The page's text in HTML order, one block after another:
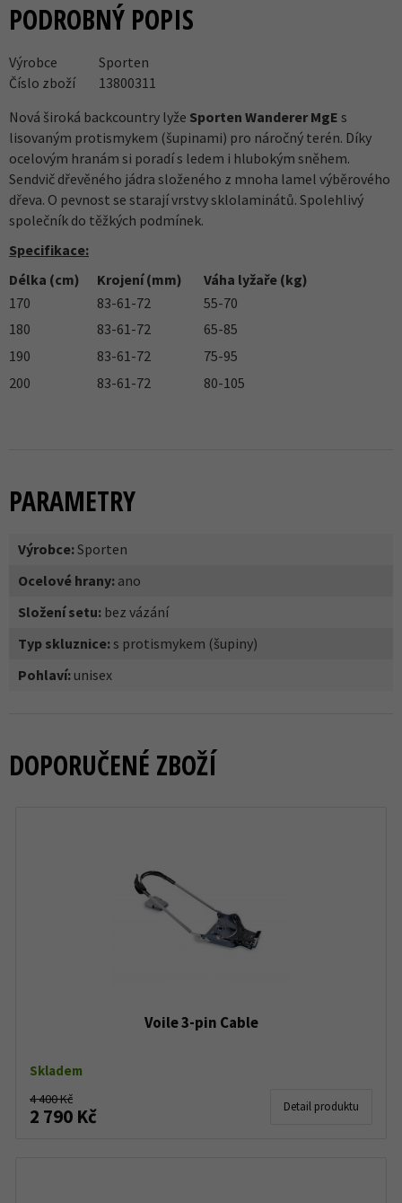
PODROBNÝ POPIS
Výrobce
Sporten
Číslo zboží
13800311
Nová široká backcountry lyže Sporten Wanderer MgE s
lisovaným protismykem (šupinami) pro náročný terén. Díky
ocelovým hranám si poradí s ledem i hlubokým sněhem.
Sendvič dřevěného jádra složeného z mnoha lamel výběrového
dřeva. O pevnost se starají vrstvy sklolaminátů. Spolehlivý
společník do těžkých podmínek.
Specifikace:
Délka (cm)
Krojení (mm)
Váha lyžaře (kg)
170
83-61-72
55-70
180
83-61-72
65-85
190
83-61-72
75-95
200
83-61-72 80-105
PARAMETRY
Výrobce:Sporten
Ocelové hrany: ano
Složení setu: bez vázání
Typ skluznice:s protismykem (šupiny)
Pohlaví: unisex
DOPORUČENÉ ZBOŽÍ
Voile 3-pin Cable
Skladem
4 400 Kč
2 790 Kč Detail produktu